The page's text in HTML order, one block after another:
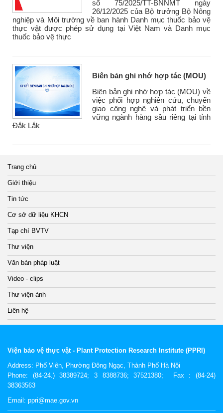
số 75/2025/TT-BNNMT ngày
26/12/2025 của Bộ trưởng Bộ Nông
nghiệp và Môi trường về ban hành Danh mục thuốc bảo vệ
thực vật được phép sử dụng tại Việt Nam và Danh mục
thuốc bảo vệ thực
Biên bản ghi nhớ hợp tác (MOU)
Biên bản ghi nhớ hợp tác (MOU) về
việc phối hợp nghiên cứu, chuyển
giao công nghệ và phát triển bền
vững ngành hàng sầu riêng tại tỉnh
Đắk Lắk
Trang chủ
Giới thiệu
Tin tức
Cơ sở dữ liệu KHCN
Tạp chí BVTV
Thư viện
Văn bản pháp luật
Video - clips
Thư viện ảnh
Liên hệ
Viện bảo vệ thực vật - Plant Protection Research Institute (PPRI)
Address: Phố Viên, Phường Đông Ngạc, Thành Phố Hà Nội
Phone: (84-24.) 38389724; 3 8388736; 37521380; Fax : (84-24)
38363563
Email: ppri@mae.gov.vn